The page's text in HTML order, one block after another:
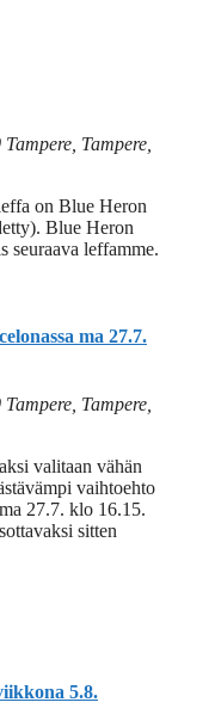
Tampere,
on Blue Heron
Blue Heron
seuraava leffamme.
ma 27.7.
Tampere,
valitaan vähän
vaihtoehto
27.7. klo 16.15.
sitten
5.8.